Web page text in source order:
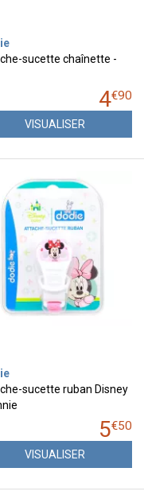
sucette chaînette -
4€90
VISUALISER
sucette ruban Disney
5€50
VISUALISER